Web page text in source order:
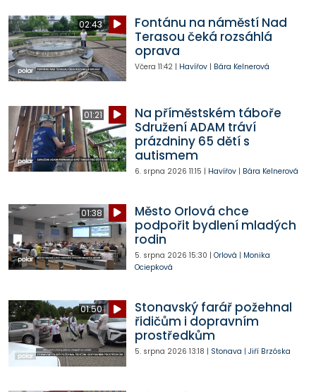
02:43
Fontánu na náměstí Nad
Terasou čeká rozsáhlá
oprava
Včera 11:42| Havířov| Bára Kelnerová
01:21
Na příměstském táboře
Sdružení ADAM tráví
prázdniny 65 dětí s
autismem
6. srpna 2026 11:15 | Havířov| Bára Kelnerová
01:38
Město Orlová chce
podpořit bydlení mladých
rodin
5. srpna 2026 15:30 | Orlová | Monika
Ociepková
01:50
Stonavský farář požehnal
řidičům i dopravním
prostředkům
5. srpna 2026 13:18 | Stonava | Jiří Brzóska